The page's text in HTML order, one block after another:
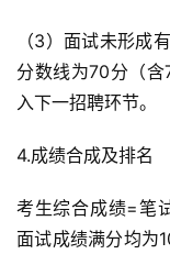
（3）面试未形成
分数线为70分（
入下一招聘环节。
4.成绩合成及排名
考生综合成绩=笔
面试成绩满分均为